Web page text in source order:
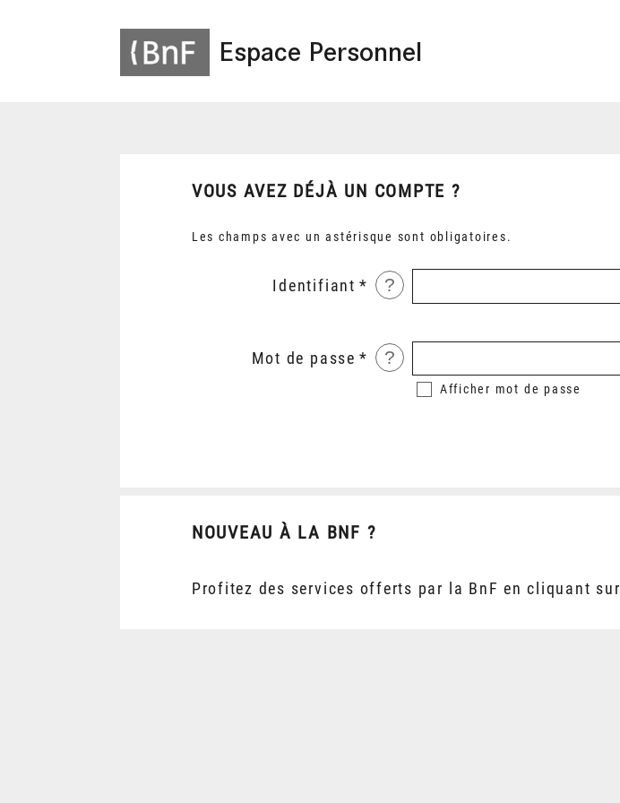
Espace Personnel
VOUS AVEZ DÉJÀ UN COMPTE ?
Les champs avec un astérisque sont obligatoires.
Identifiant ?
Mot de passe ?
Afficher mot de passe
NOUVEAU À LA BNF ?
Profitez des services offerts par la BnF en cliquant sur